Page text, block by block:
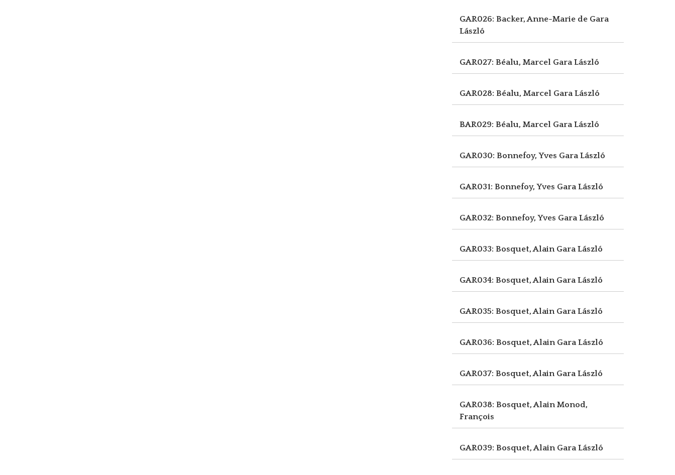
GAR026: Backer, Anne-Marie de Gara
László
GAR027: Béalu, Marcel Gara László
GAR028: Béalu, Marcel Gara László
BAR029: Béalu, Marcel Gara László
GAR030: Bonnefoy, Yves Gara László
GAR031: Bonnefoy, Yves Gara László
GAR032: Bonnefoy, Yves Gara László
GAR033: Bosquet, Alain Gara László
GAR034: Bosquet, Alain Gara László
GAR035: Bosquet, Alain Gara László
GAR036: Bosquet, Alain Gara László
GAR037: Bosquet, Alain Gara László
GAR038: Bosquet, AlainMonod,
François
GAR039: Bosquet, Alain Gara László